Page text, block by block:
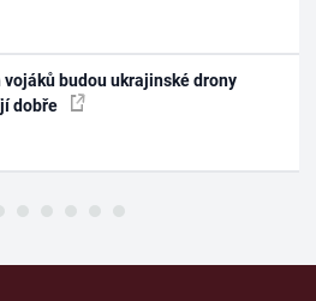
vojáků budou ukrajinské drony
dobře